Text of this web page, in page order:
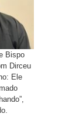
Bispo
Dirceu
Ele